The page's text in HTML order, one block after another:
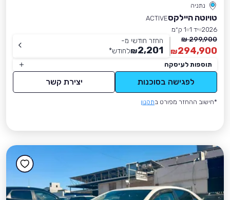
נתניה
טויוטה היילקסACTIVE
2026 יד 1
1 ק״מ
299,900 ₪
294,900
₪
החזר חודשי מ-
2,201
₪לחודש*
תוספות לעיסקה
לפגישה בסוכנות יצירת קשר
*חישוב ההחזר מפורט בתקנון